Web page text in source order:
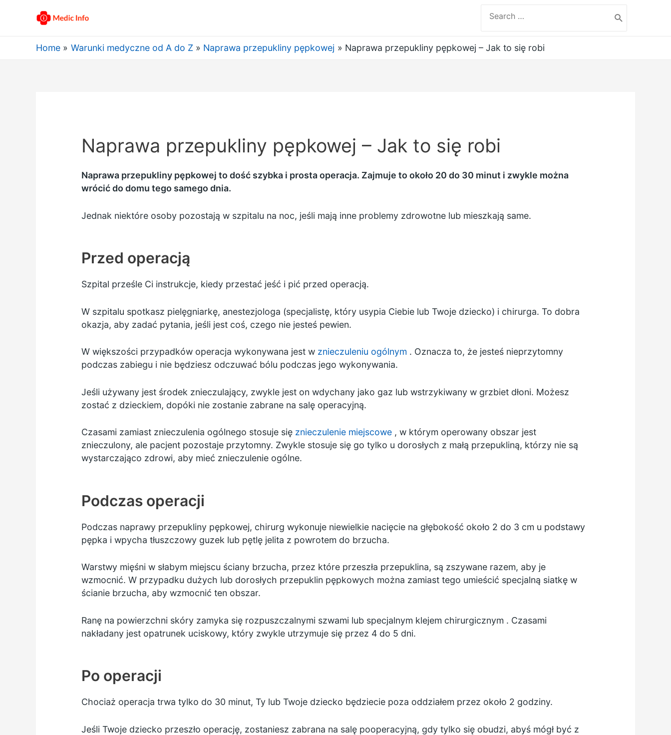
for:
Home Warunki medyczne od A do Z Naprawa przepukliny pępkowej Naprawa przepukliny pępkowej – Jak to się robi
Naprawa przepukliny pępkowej – Jak to się robi
Naprawa przepukliny pępkowej to dość szybka i prosta operacja. Zajmuje to około 20 do 30 minut i zwykle można
wrócić do domu tego samego dnia.
Jednak niektóre osoby pozostają w szpitalu na noc, jeśli mają inne problemy zdrowotne lub mieszkają same.
Przed operacją
Szpital prześle Ci instrukcje, kiedy przestać jeść i pić przed operacją.
W szpitalu spotkasz pielęgniarkę, anestezjologa (specjalistę, który usypia Ciebie lub Twoje dziecko) i chirurga. To dobra
okazja, aby zadać pytania, jeśli jest coś, czego nie jesteś pewien.
W większości przypadków operacja wykonywana jest w znieczuleniu ogólnym . Oznacza to, że jesteś nieprzytomny
podczas zabiegu i nie będziesz odczuwać bólu podczas jego wykonywania.
Jeśli używany jest środek znieczulający, zwykle jest on wdychany jako gaz lub wstrzykiwany w grzbiet dłoni. Możesz
zostać z dzieckiem, dopóki nie zostanie zabrane na salę operacyjną.
Czasami zamiast znieczulenia ogólnego stosuje się znieczulenie miejscowe, w którym operowany obszar jest
znieczulony, ale pacjent pozostaje przytomny. Zwykle stosuje się go tylko u dorosłych z małą przepukliną, którzy nie są
wystarczająco zdrowi, aby mieć znieczulenie ogólne.
Podczas operacji
Podczas naprawy przepukliny pępkowej, chirurg wykonuje niewielkie nacięcie na głębokość około 2 do 3 cm u podstawy
pępka i wpycha tłuszczowy guzek lub pętlę jelita z powrotem do brzucha.
Warstwy mięśni w słabym miejscu ściany brzucha, przez które przeszła przepuklina, są zszywane razem, aby je
wzmocnić. W przypadku dużych lub dorosłych przepuklin pępkowych można zamiast tego umieścić specjalną siatkę w
ścianie brzucha, aby wzmocnić ten obszar.
Ranę na powierzchni skóry zamyka się rozpuszczalnymi szwami lub specjalnym klejem chirurgicznym . Czasami
nakładany jest opatrunek uciskowy, który zwykle utrzymuje się przez 4 do 5 dni.
Po operacji
Chociaż operacja trwa tylko do 30 minut, Ty lub Twoje dziecko będziecie poza oddziałem przez około 2 godziny.
Jeśli Twoje dziecko przeszło operację, zostaniesz zabrana na salę pooperacyjną, gdy tylko się obudzi, abyś mógł być z